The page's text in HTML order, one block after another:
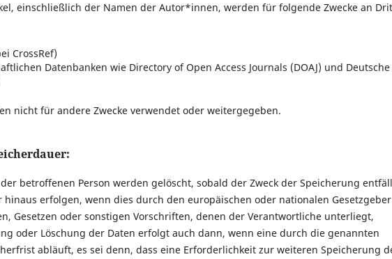
einschließlich der Namen der Autor*innen, werden für folgende Zwecke an
CrossRef)
Datenbanken wie Directory of Open Access Journals (DOAJ) und Deutsche
nicht für andere Zwecke verwendet oder weitergegeben.
betroffenen Person werden gelöscht, sobald der Zweck der Speicherung
hinaus erfolgen, wenn dies durch den europäischen oder nationalen
Gesetzen oder sonstigen Vorschriften, denen der Verantwortliche unterliegt,
oder Löschung der Daten erfolgt auch dann, wenn eine durch die genannten
abläuft, es sei denn, dass eine Erforderlichkeit zur weiteren Speicherung